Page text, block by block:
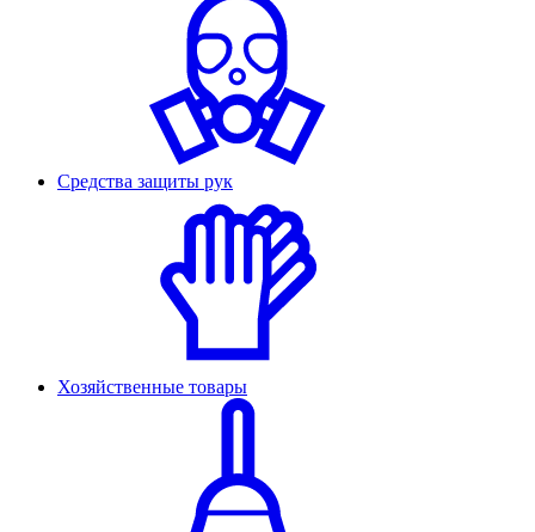
Средства защиты рук
Хозяйственные товары